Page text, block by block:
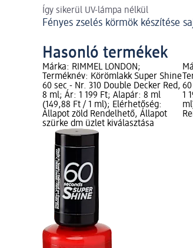
Így sikerül UV-lámpa nélkül
Fényes zselés körmök készítése
Hasonló termékek
Márka: RIMMEL LONDON;
Terméknév: Körömlakk Super Shine
60 sec - Nr. 310 Double Decker Red,
8 ml; Ár: 1 199 Ft; Alapár: 8 ml
(149,88 Ft / 1 ml); Elérhetőség:
Állapot zöld Rendelhető, Állapot
szürke dm üzlet kiválasztása
1